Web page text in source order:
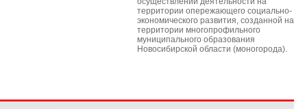
территории опережающего социально-
экономического развития, созданной на
территории многопрофильного
муниципального образования
Новосибирской области (моногорода).